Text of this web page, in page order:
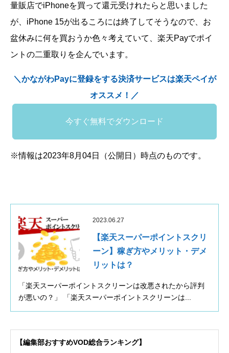
量販店でiPhoneを買って還元受けれたらと思いました
が、iPhone 15が出るころには終了してそうなので、お
盆休みに何を買おうか色々考えていて、楽天Payでポイ
ントの二重取りを企んでいます。
＼かながわPayに登録をする決済サービスは楽天ペイが
オススメ！／
今すぐ無料でダウンロード
※情報は2023年8月04日（公開日）時点のものです。
2023.06.27
【楽天スーパーポイントスクリ
ーン】稼ぎ方やメリット・デメ
リットは？
「楽天スーパーポイントスクリーンは改悪されたから評判
が悪いの？」 「楽天スーパーポイントスクリーンは...
【編集部おすすめVOD総合ランキング】